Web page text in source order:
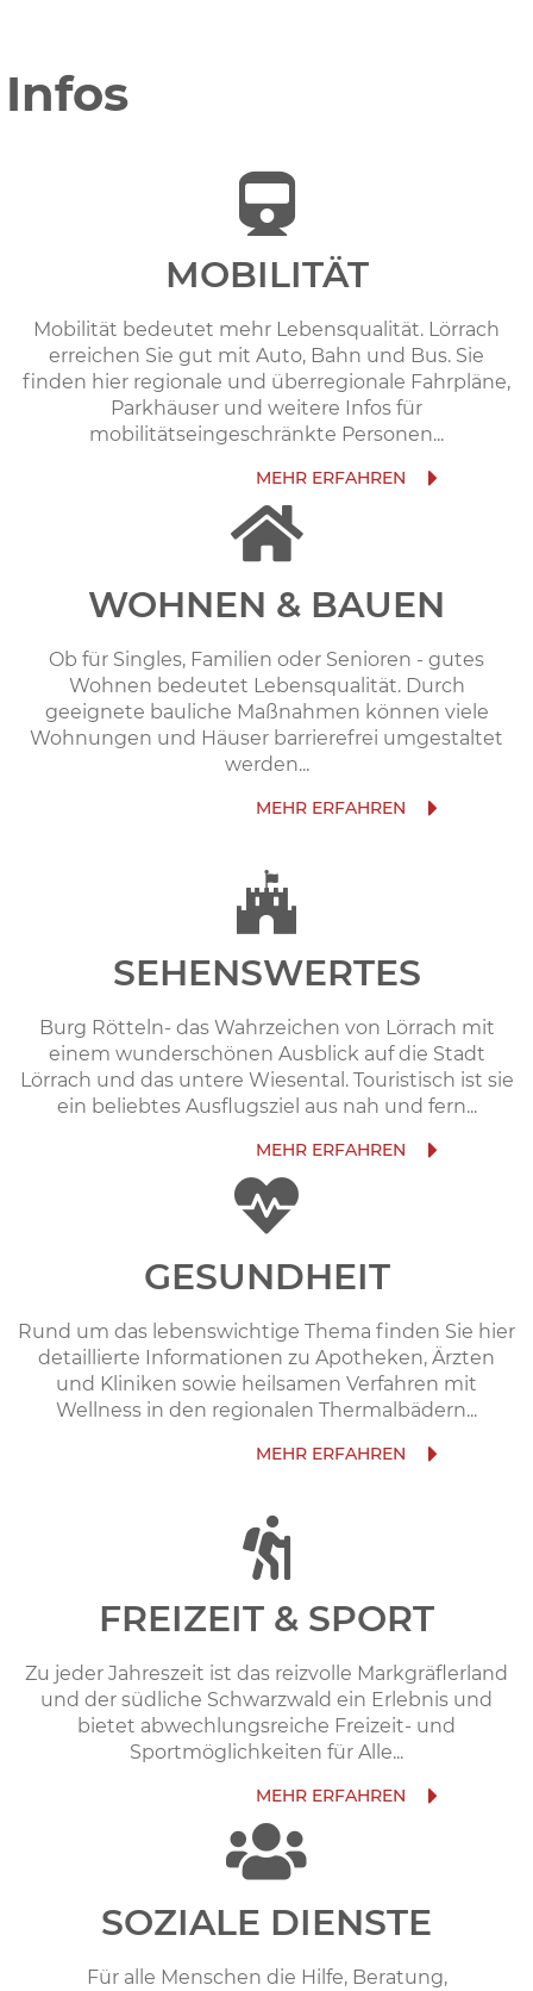
Infos
MOBILITÄT
Mobilität bedeutet mehr Lebensqualität. Lörrach
erreichen Sie gut mit Auto, Bahn und Bus. Sie
finden hier regionale und überregionale Fahrpläne,
Parkhäuser und weitere Infos für
mobilitätseingeschränkte Personen...
WOHNEN & BAUEN
Ob für Singles, Familien oder Senioren - gutes
Wohnen bedeutet Lebensqualität. Durch
geeignete bauliche Maßnahmen können viele
Wohnungen und Häuser barrierefrei umgestaltet
werden...
SEHENSWERTES
Burg Rötteln- das Wahrzeichen von Lörrach mit
einem wunderschönen Ausblick auf die Stadt
Lörrach und das untere Wiesental. Touristisch ist sie
ein beliebtes Ausflugsziel aus nah und fern...
GESUNDHEIT
Rund um das lebenswichtige Thema finden Sie hier
detaillierte Informationen zu Apotheken, Ärzten
und Kliniken sowie heilsamen Verfahren mit
Wellness in den regionalen Thermalbädern...
FREIZEIT & SPORT
Zu jeder Jahreszeit ist das reizvolle Markgräflerland
und der südliche Schwarzwald ein Erlebnis und
bietet abwechlungsreiche Freizeit- und
Sportmöglichkeiten für Alle...
SOZIALE DIENSTE
Für alle Menschen die Hilfe, Beratung,